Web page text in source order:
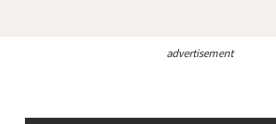
advertisement